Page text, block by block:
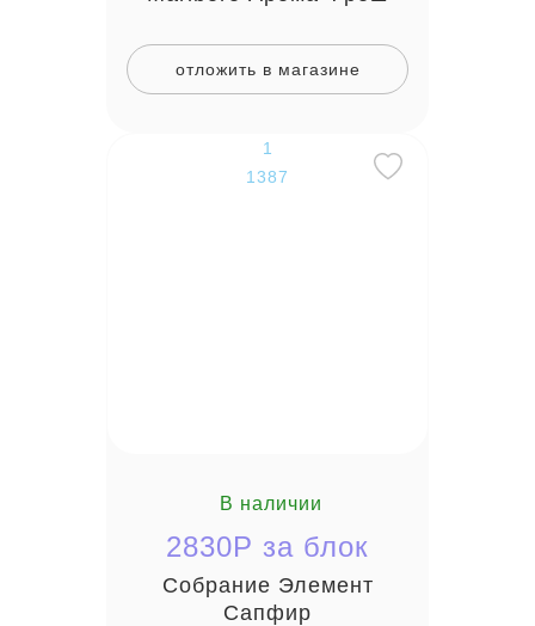
отложить в магазине
1
1387
В наличии
2830P за блок
Собрание Элемент
Сапфир